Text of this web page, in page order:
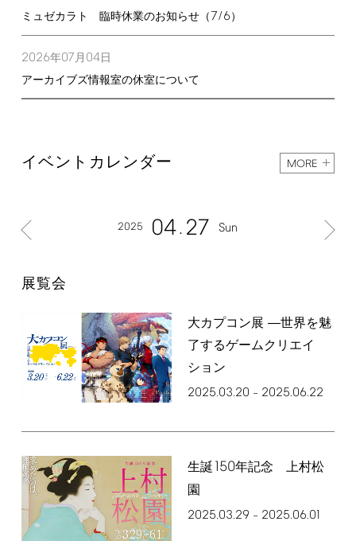
ミュゼカラト 臨時休業のお知らせ（7/6）
2026年07月 04日
アーカイブズ情報室の休室について
イベントカレンダー MORE
2025 04 27 Sun
展覧会
大カプコン展 ―世界を魅
了するゲームクリエイ
ション
2025.03.20 – 2025.06.22
生誕 150年記念 上村松
園
2025.03.29– 2025.06.01